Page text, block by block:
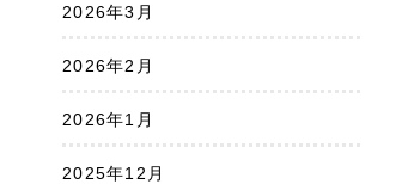
2026年3月
2026年2月
2026年1月
2025年12月